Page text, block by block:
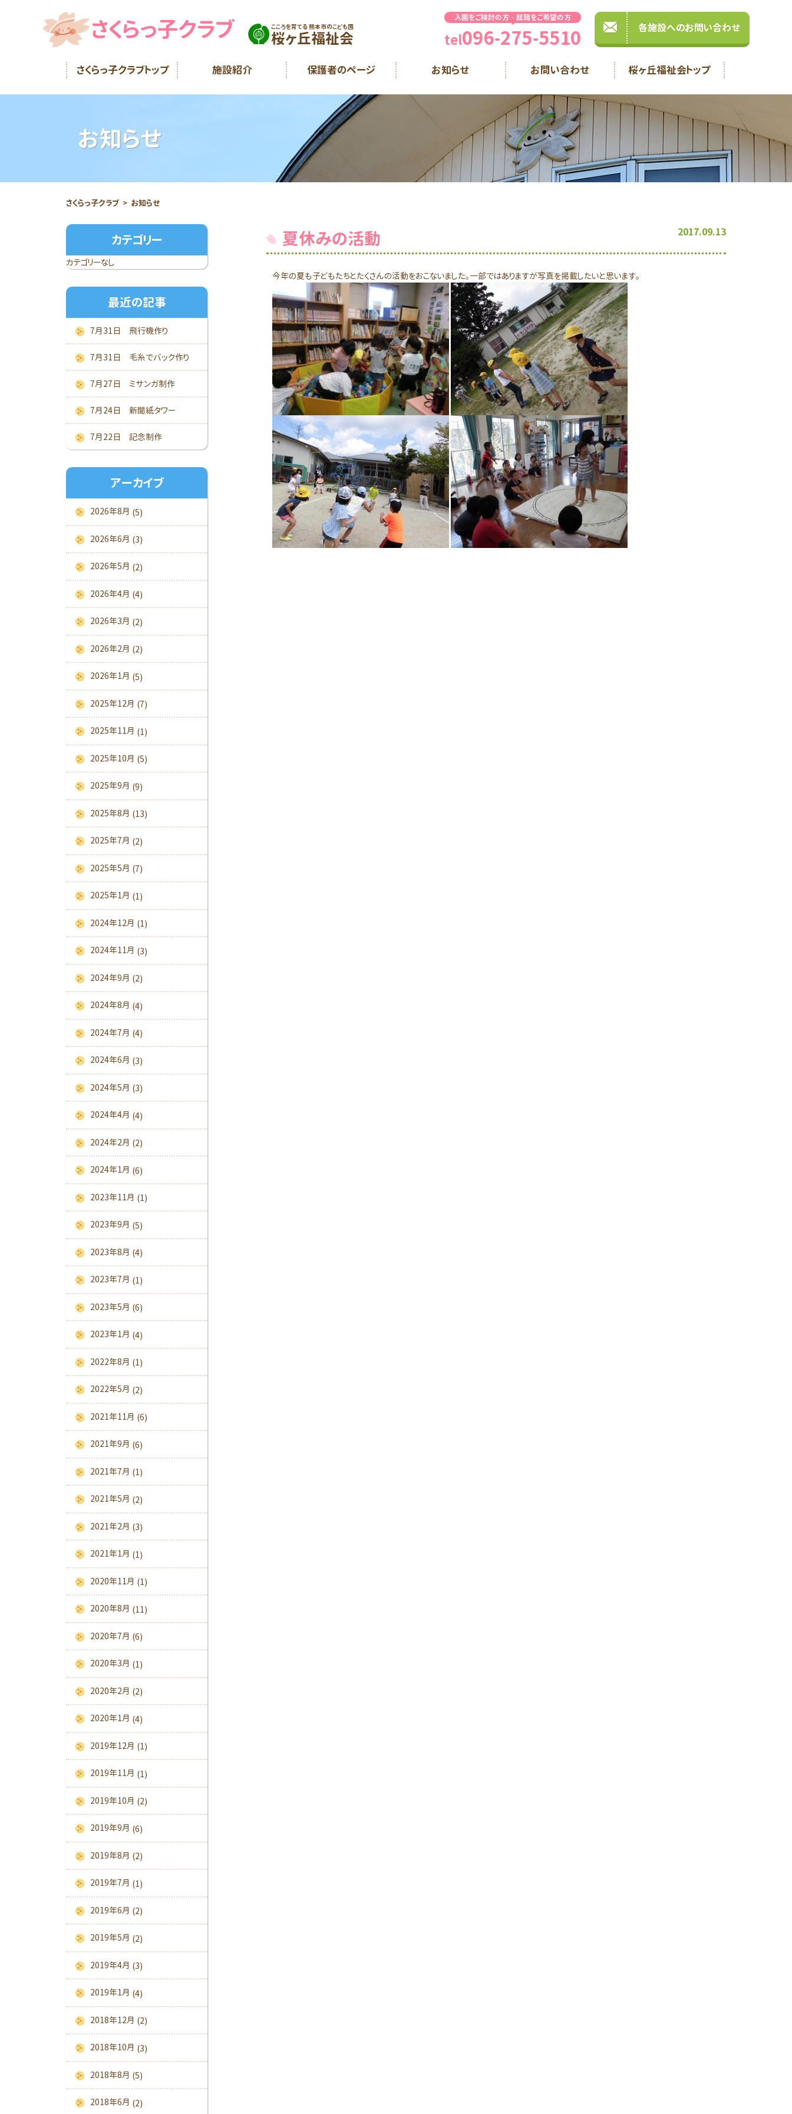
さくらっ子クラブ こころを育てる 熊本市のこども園
桜ヶ丘福祉会
入園をご検討の方・就職をご希望の方
tel096-275-5510 各施設へのお問い合わせ
さくらっ子クラブトップ 施設紹介 保護者のページ お知らせ お問い合わせ 桜ヶ丘福祉会トップ
お知らせ
さくらっ子クラブ お知らせ
夏休みの活動 2017.09.13
今年の夏も子どもたちとたくさんの活動をおこないました。一部ではありますが写真を掲載したいと思います。
カテゴリー
カテゴリーなし
最近の記事
7月31日 飛行機作り
7月31日 毛糸でバック作り
7月27日 ミサンガ制作
7月24日 新聞紙タワー
7月22日 記念制作
アーカイブ
2026年8月 (5)
2026年6月 (3)
2026年5月 (2)
2026年4月 (4)
2026年3月 (2)
2026年2月 (2)
2026年1月 (5)
2025年12月 (7)
2025年11月 (1)
2025年10月 (5)
2025年9月 (9)
2025年8月 (13)
2025年7月 (2)
2025年5月 (7)
2025年1月 (1)
2024年12月 (1)
2024年11月 (3)
2024年9月 (2)
2024年8月 (4)
2024年7月 (4)
2024年6月 (3)
2024年5月 (3)
2024年4月 (4)
2024年2月 (2)
2024年1月 (6)
2023年11月 (1)
2023年9月 (5)
2023年8月 (4)
2023年7月 (1)
2023年5月 (6)
2023年1月 (4)
2022年8月 (1)
2022年5月 (2)
2021年11月 (6)
2021年9月 (6)
2021年7月 (1)
2021年5月 (2)
2021年2月 (3)
2021年1月 (1)
2020年11月 (1)
2020年8月 (11)
2020年7月 (6)
2020年3月 (1)
2020年2月 (2)
2020年1月 (4)
2019年12月 (1)
2019年11月 (1)
2019年10月 (2)
2019年9月 (6)
2019年8月 (2)
2019年7月 (1)
2019年6月 (2)
2019年5月 (2)
2019年4月 (3)
2019年1月 (4)
2018年12月 (2)
2018年10月 (3)
2018年8月 (5)
2018年6月 (2)